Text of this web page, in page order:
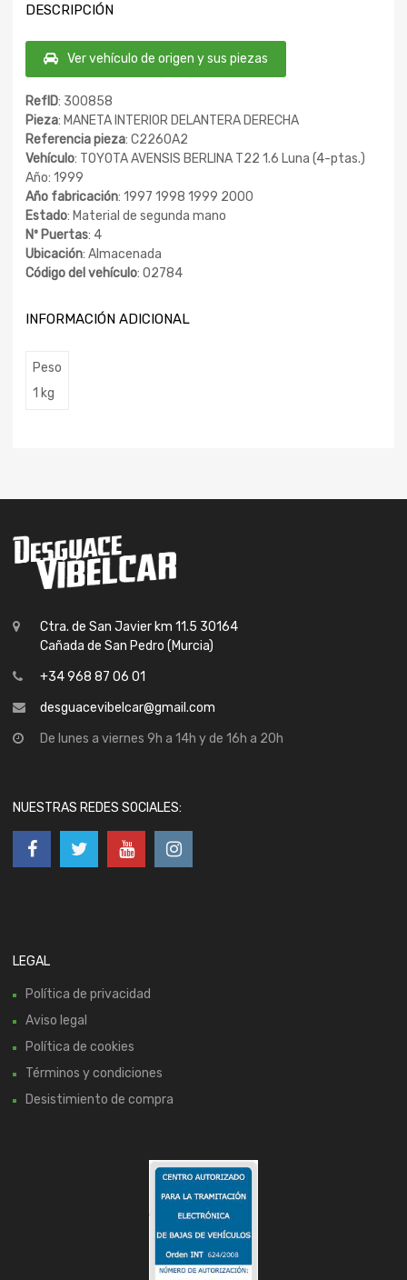
DESCRIPCIÓN
Ver vehículo de origen y sus piezas
RefID: 300858
Pieza: MANETA INTERIOR DELANTERA DERECHA
Referencia pieza: C2260A2
Vehículo: TOYOTA AVENSIS BERLINA T22 1.6 Luna (4-ptas.)
Año: 1999
Año fabricación: 1997 1998 1999 2000
Estado: Material de segunda mano
Nº Puertas: 4
Ubicación: Almacenada
Código del vehículo: 02784
INFORMACIÓN ADICIONAL
Peso
1 kg
Ctra. de San Javier km 11.5 30164
Cañada de San Pedro (Murcia)
+34 968 87 06 01
desguacevibelcar@gmail.com
De lunes a viernes 9h a 14h y de 16h a 20h
NUESTRAS REDES SOCIALES:
LEGAL
Política de privacidad
Aviso legal
Política de cookies
Términos y condiciones
Desistimiento de compra